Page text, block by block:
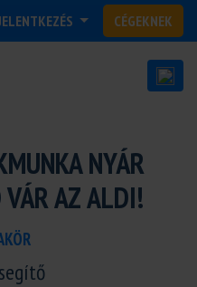
CÉGEKNEK
NYÁR
VÁR AZ ALDI!